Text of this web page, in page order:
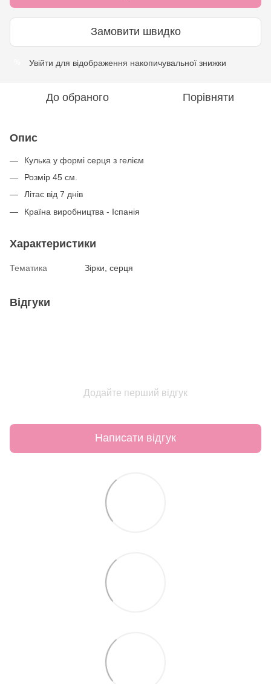
Замовити швидко
Увійти для відображення накопичувальної знижки
До обраного Порівняти
Опис
Кулька у формі серця з гелієм
Розмір 45 см.
Літає від 7 днів
Країна виробництва - Іспанія
Характеристики
Тематика Зірки, серця
Відгуки
Додайте перший відгук
Написати відгук